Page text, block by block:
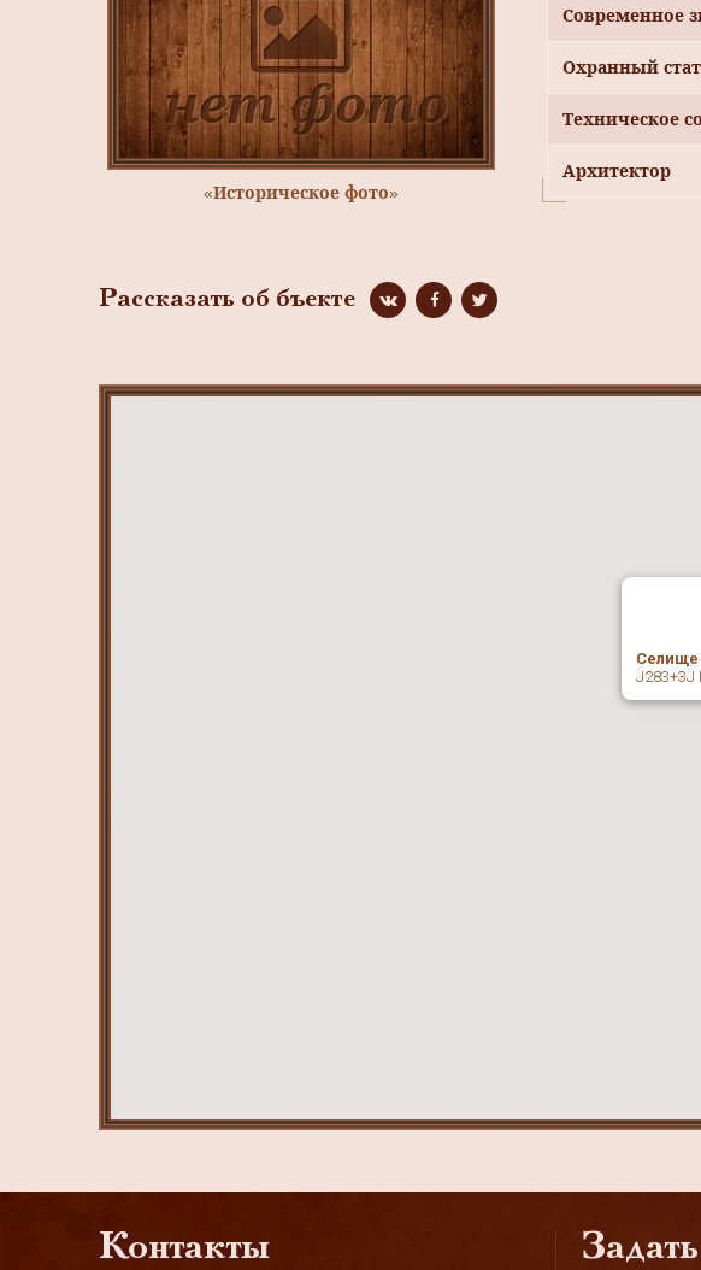
«Историческое фото»
Современное
Охранный
Техническое
Архитектор
Рассказать об бъекте
Селище
J283+3J
Контакты